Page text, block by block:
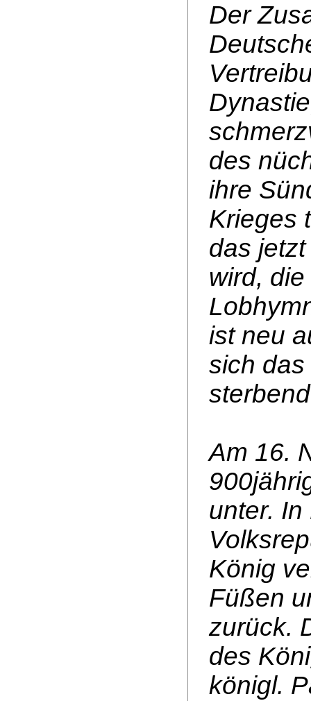
Der
des
ihre
Krieges
das
wird,
ist neu
sich
Am 16.
unter.
König
Füßen
zurück.
des
königl.